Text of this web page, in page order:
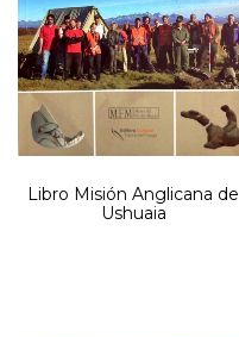
Libro Misión Anglicana de
Ushuaia